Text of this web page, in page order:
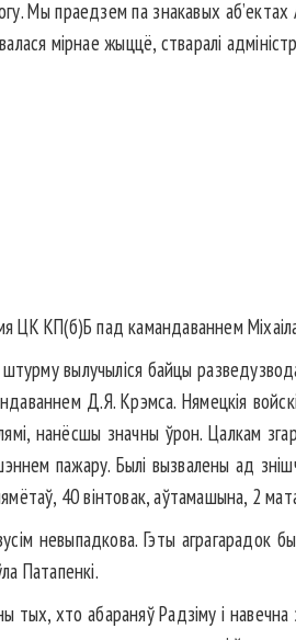
Мы праедзем па знакавых
мірнае жыццё, стваралі
ЦК КП(б)Б пад камандаваннем
вылучыліся байцы
Д.Я. Крэмса. Нямецкія
нанёсшы значны ўрон. Цалкам
пажару. Былі вызвалены ад
40 вінтовак, аўтамашына, 2
невыпадкова. Гэты
Патапенкі.
тых, хто абараняў Радзіму і